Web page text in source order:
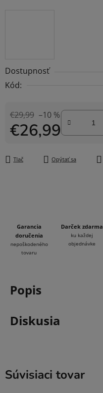
Dostupnosť
Kód:
€29,99 –10 %
€26,99
Tlač Opýtať sa
Garancia
doručenia
nepoškodeného
tovaru
Darček zdarma
ku každej
objednávke
Popis
Diskusia
Súvisiaci tovar